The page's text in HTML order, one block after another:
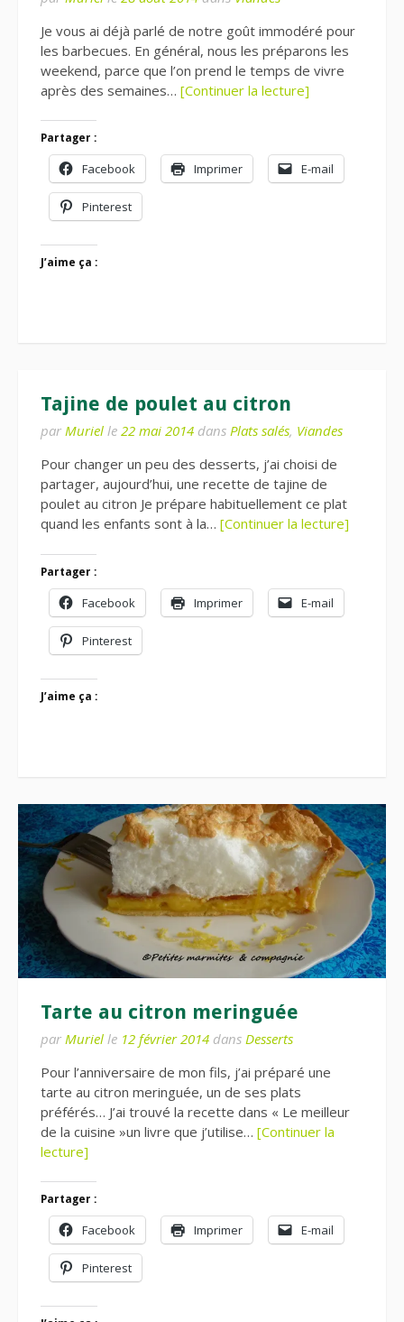
Je vous ai déjà parlé de notre goût immodéré pour
les barbecues. En général, nous les préparons les
weekend, parce que l’on prend le temps de vivre
après des semaines… [Continuer la lecture]
Partager :
Facebook Imprimer E-mail
Pinterest
J’aime ça :
Tajine de poulet au citron
par Muriel le 22 mai 2014 dans Plats salés, Viandes
Pour changer un peu des desserts, j’ai choisi de
partager, aujourd’hui, une recette de tajine de
poulet au citron Je prépare habituellement ce plat
quand les enfants sont à la… [Continuer la lecture]
Partager :
Facebook Imprimer E-mail
Pinterest
J’aime ça :
Tarte au citron meringuée
par Muriel le 12 février 2014 dans Desserts
Pour l’anniversaire de mon fils, j’ai préparé une
tarte au citron meringuée, un de ses plats
préférés… J’ai trouvé la recette dans « Le meilleur
de la cuisine »un livre que j’utilise… [Continuer la
lecture]
Partager :
Facebook Imprimer E-mail
Pinterest